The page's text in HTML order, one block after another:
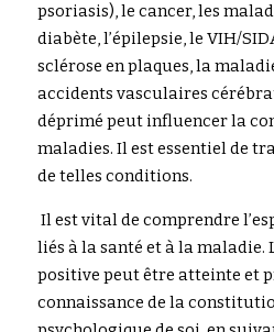
psoriasis), le cancer, les
diabète, l’épilepsie, le VIH/
sclérose en plaques, la
accidents vasculaires
déprimé peut influencer la
maladies. Il est essentiel de
de telles conditions.
liés à la santé et à la maladie.
positive peut être atteinte et
connaissance de la